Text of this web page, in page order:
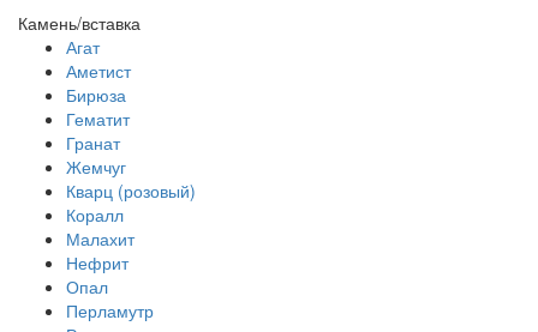
Камень/вставка
Агат
Аметист
Бирюза
Гематит
Гранат
Жемчуг
Кварц (розовый)
Коралл
Малахит
Нефрит
Опал
Перламутр